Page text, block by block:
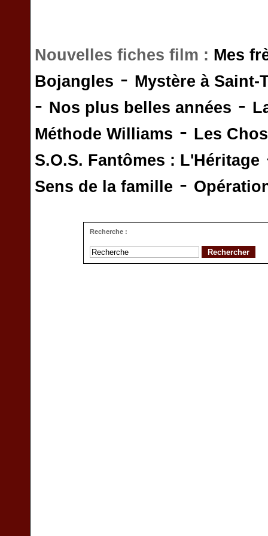
Nouvelles fiches film : Mes
Bojangles - Mystère à Saint-
- Nos plus belles années -
Méthode Williams - Les
S.O.S. Fantômes : L'Héritage
Sens de la famille -
Recherche :